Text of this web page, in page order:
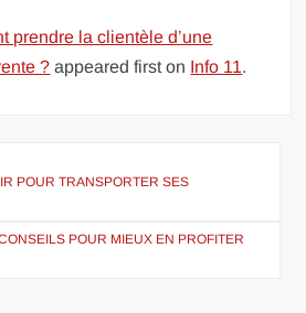
prendre la clientèle d’une
? appeared first on Info 11.
POUR TRANSPORTER SES
POUR MIEUX EN PROFITER